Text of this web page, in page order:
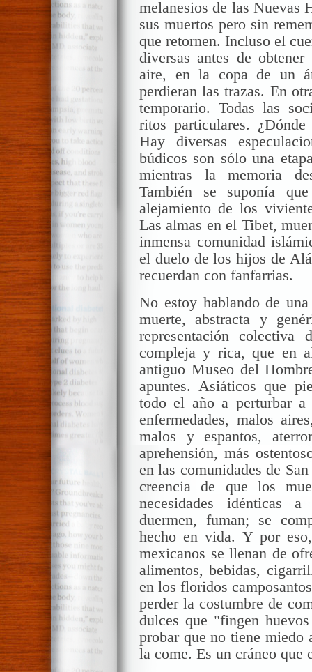
melanesios de las Nuevas
sus muertos pero sin
que retornen. Incluso el
diversas antes de
aire, en la copa de un
perdieran las trazas. En
temporario. Todas las
ritos particulares.
Hay diversas
búdicos son sólo una
mientras la memoria
También se suponía
alejamiento de los
Las almas en el Tibet,
inmensa comunidad
el duelo de los hijos de
recuerdan con fanfarrias.
No estoy hablando de
muerte, abstracta y
representación
compleja y rica, que en
antiguo Museo del
apuntes. Asiáticos que
todo el año a perturbar
enfermedades, malos
malos y espantos,
aprehensión, más
en las comunidades de
creencia de que los
necesidades idénticas
duermen, fuman; se
hecho en vida. Y por
mexicanos se llenan de
alimentos, bebidas,
en los floridos
perder la costumbre de
dulces que "fingen
probar que no tiene miedo
la come. Es un cráneo que